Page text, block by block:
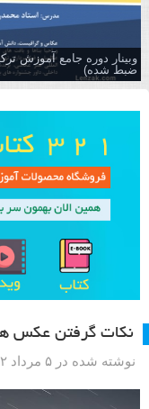
وبینار دوره جامع آموزش
ضبط شده)
نکات گرفتن عکس
نوشته شده در ۵ مرداد ۱۴۰۲